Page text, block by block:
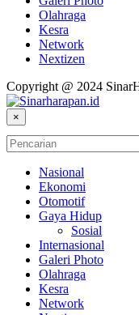
Olahraga
Kesra
Network
Nextizen
Copyright @ 2024
×
Nasional
Ekonomi
Otomotif
Gaya Hidup
Sosial
Internasional
Galeri Photo
Olahraga
Kesra
Network